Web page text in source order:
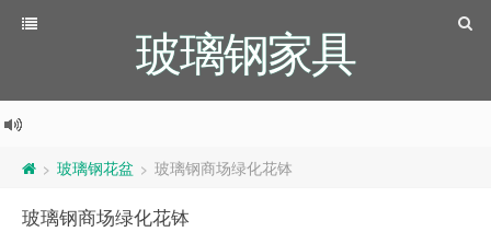
玻璃钢家具
> 玻璃钢花盆 > 玻璃钢商场绿化花钵
玻璃钢商场绿化花钵